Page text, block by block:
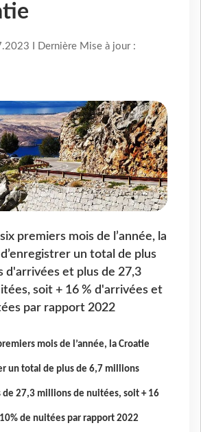
I Dernière Mise à jour :
premiers mois de l’année, la
un total de plus
d'arrivées et plus de 27,3
soit + 16 % d'arrivées et
par rapport 2022
mois de l’année, la Croatie
un total de plus de 6,7 millions
27,3 millions de nuitées, soit + 16
de nuitées par rapport 2022